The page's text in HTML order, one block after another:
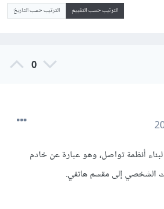
الترتيب حسب التقييم الترتيب حسب التاريخ
0
أنظمة تواصل، وهو عبارة عن خادم
الشخصي إلى مقسم هاتفي.